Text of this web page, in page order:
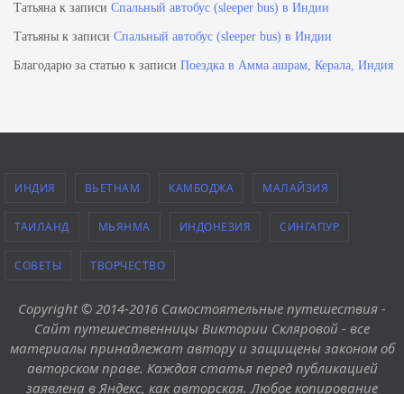
Татьяна к записи Спальный автобус (sleeper bus) в Индии
Татьяны к записи Спальный автобус (sleeper bus) в Индии
Благодарю за статью к записи Поездка в Амма ашрам, Керала, Индия
ИНДИЯ ВЬЕТНАМ КАМБОДЖА МАЛАЙЗИЯ
ТАИЛАНД МЬЯНМА ИНДОНЕЗИЯ СИНГАПУР
СОВЕТЫ ТВОРЧЕСТВО
Copyright © 2014-2016 Самостоятельные путешествия -
Сайт путешественницы Виктории Скляровой - все
материалы принадлежат автору и защищены законом об
авторском праве. Каждая статья перед публикацией
заявлена в Яндекс, как авторская. Любое копирование